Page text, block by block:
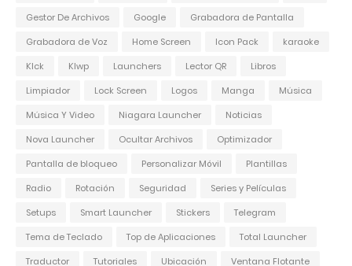
Gestor De Archivos
Google
Grabadora de Pantalla
Grabadora de Voz
Home Screen Icon Pack
karaoke
Klck
Klwp Launchers Lector QR
Libros
Limpiador
Lock Screen Logos Manga
Música
Música Y Video
Niagara Launcher
Noticias
Nova Launcher
Ocultar Archivos
Optimizador
Pantalla de bloqueo
Personalizar Móvil
Plantillas
Radio
Rotación Seguridad
Series y Películas
Setups
Smart Launcher Stickers
Telegram
Tema de Teclado
Top de Aplicaciones
Total Launcher
Traductor
Tutoriales Ubicación
Ventana Flotante